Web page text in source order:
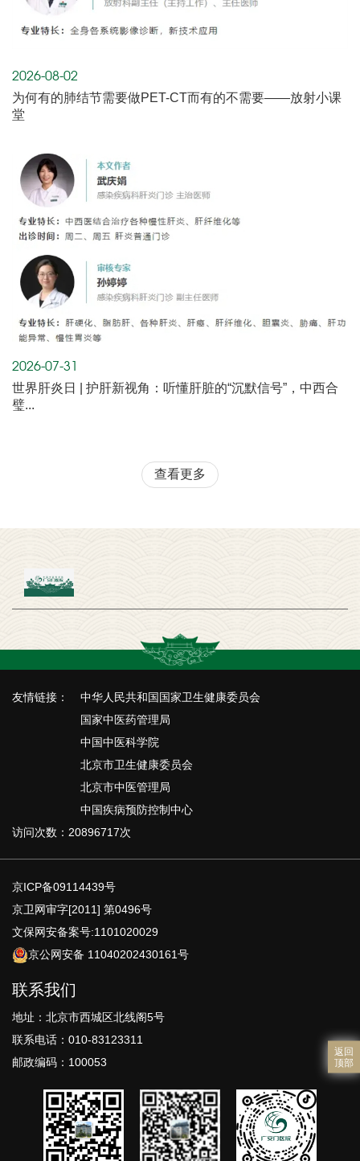
返回
顶部
2026-08-02
为何有的肺结节需要做PET-CT而有的不需要——放射小课
堂
2026-07-31
世界肝炎日 | 护肝新视角：听懂肝脏的“沉默信号”，中西合
璧...
查看更多
友情链接：
中华人民共和国国家卫生健康委员会
国家中医药管理局
中国中医科学院
北京市卫生健康委员会
北京市中医管理局
中国疾病预防控制中心
访问次数：20896717次
京ICP备09114439号
京卫网审字[2011] 第0496号
文保网安备案号:1101020029
京公网安备 11040202430161号
联系我们
地址：北京市西城区北线阁5号
联系电话：010-83123311
邮政编码：100053